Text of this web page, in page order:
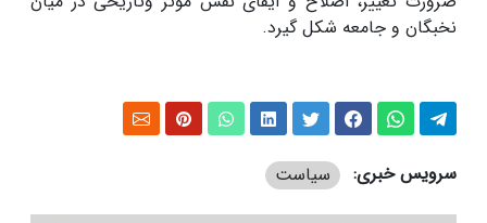
نخبگان و جامعه شکل گیرد.
سرویس خبری: سیاست